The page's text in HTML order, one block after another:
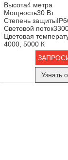
Высота4 метра
Мощность30 Вт
Степень защиты
Световой поток
Цветовая
4000, 5000 К
Узнать